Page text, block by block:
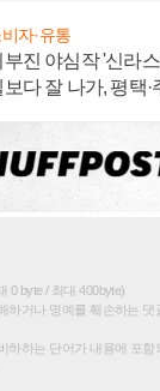
자·유통
부진 야심작 '신라
보다 잘 나가, 평택·
0 byte / 최대 400byte)
하거나 명예를 훼손하는 댓
하하는 단어가 내용에 포